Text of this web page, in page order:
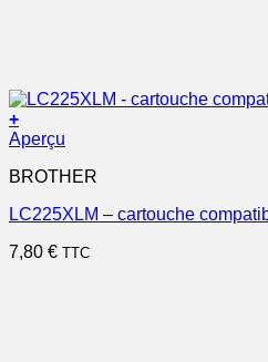
+
Aperçu
BROTHER
LC225XLM – cartouche
7,80 € TTC